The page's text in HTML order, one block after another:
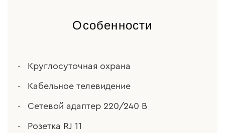
Особенности
Круглосуточная охрана
Кабельное телевидение
Сетевой адаптер 220/240 В
Розетка RJ 11